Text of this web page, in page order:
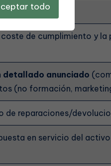
de cumplimiento y la
detallado anunciado
(no formación,
de reparaciones/
en servicio del activo
todo